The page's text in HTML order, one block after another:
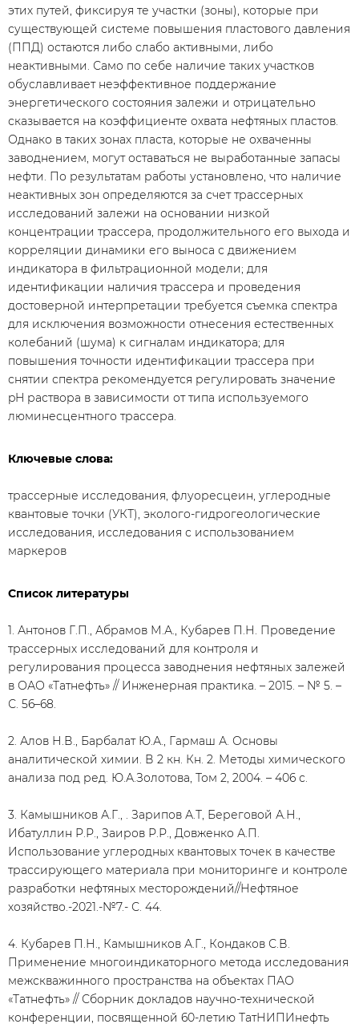
этих путей, фиксируя те участки (зоны), которые при
существующей системе повышения пластового давления
(ППД) остаются либо слабо активными, либо
неактивными. Само по себе наличие таких участков
обуславливает неэффективное поддержание
энергетического состояния залежи и отрицательно
сказывается на коэффициенте охвата нефтяных пластов.
Однако в таких зонах пласта, которые не охваченны
заводнением, могут оставаться не выработанные запасы
нефти. По результатам работы установлено, что наличие
неактивных зон определяются за счет трассерных
исследований залежи на основании низкой
концентрации трассера, продолжительного его выхода и
корреляции динамики его выноса с движением
индикатора в фильтрационной модели; для
идентификации наличия трассера и проведения
достоверной интерпретации требуется съемка спектра
для исключения возможности отнесения естественных
колебаний (шума) к сигналам индикатора; для
повышения точности идентификации трассера при
снятии спектра рекомендуется регулировать значение
pH раствора в зависимости от типа используемого
люминесцентного трассера.
Ключевые слова:
трассерные исследования, флуоресцеин, углеродные
квантовые точки (УКТ), эколого-гидрогеологические
исследования, исследования с использованием
маркеров
Список литературы
1. Антонов Г.П., Абрамов М.А., Кубарев П.Н. Проведение
трассерных исследований для контроля и
регулирования процесса заводнения нефтяных залежей
в ОАО «Татнефть» // Инженерная практика. – 2015. – № 5. –
С. 56–68.
2. Алов Н.В., Барбалат Ю.А., Гармаш А. Основы
аналитической химии. В 2 кн. Кн. 2. Методы химического
анализа под ред. Ю.А.Золотова, Том 2, 2004. – 406 с.
3. Камышников А.Г., . Зарипов А.Т, Береговой А.Н.,
Ибатуллин Р.Р., Заиров Р.Р., Довженко А.П.
Использование углеродных квантовых точек в качестве
трассирующего материала при мониторинге и контроле
разработки нефтяных месторождений//Нефтяное
хозяйство.-2021.-№7.- С. 44.
4. Кубарев П.Н., Камышников А.Г., Кондаков С.В.
Применение многоиндикаторного метода исследования
межскважинного пространства на объектах ПАО
«Татнефть» // Сборник докладов научно-технической
конференции, посвященной 60-летию ТатНИПИнефть